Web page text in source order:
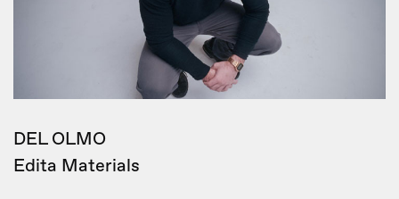
DEL OLMO
Edita Materials